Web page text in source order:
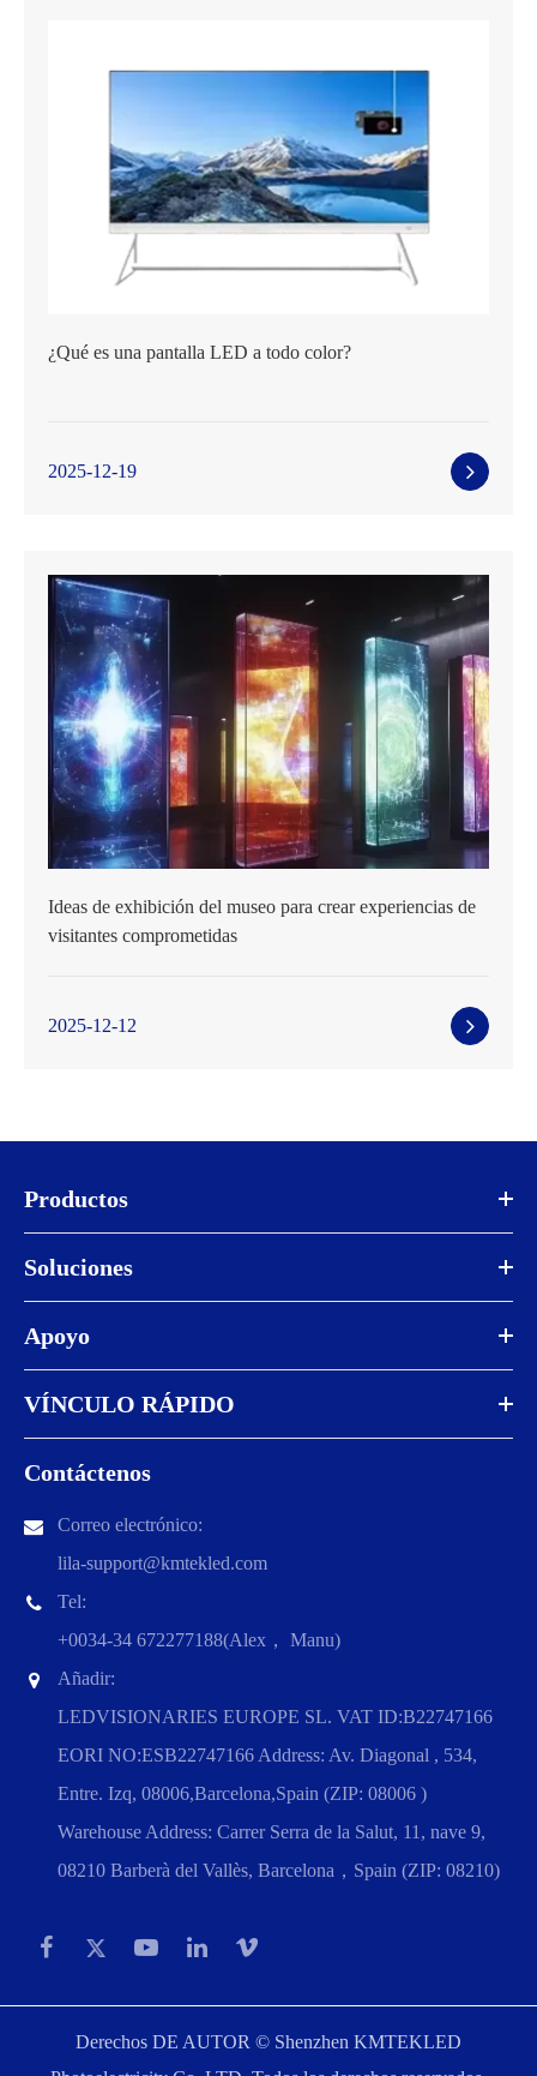
¿Qué es una pantalla LED a todo color?
2025-12-19
Ideas de exhibición del museo para crear experiencias de
visitantes comprometidas
2025-12-12
Productos
Soluciones
Apoyo
VÍNCULO RÁPIDO
Contáctenos
Correo electrónico:
lila-support@kmtekled.com
Tel:
+0034-34 672277188(Alex， Manu)
Añadir:
LEDVISIONARIES EUROPE SL. VAT ID:B22747166
EORI NO:ESB22747166 Address: Av. Diagonal , 534,
Entre. Izq, 08006,Barcelona,Spain (ZIP: 08006 )
Warehouse Address: Carrer Serra de la Salut, 11, nave 9,
08210 Barberà del Vallès, Barcelona，Spain (ZIP: 08210)
Derechos DE AUTOR © Shenzhen KMTEKLED